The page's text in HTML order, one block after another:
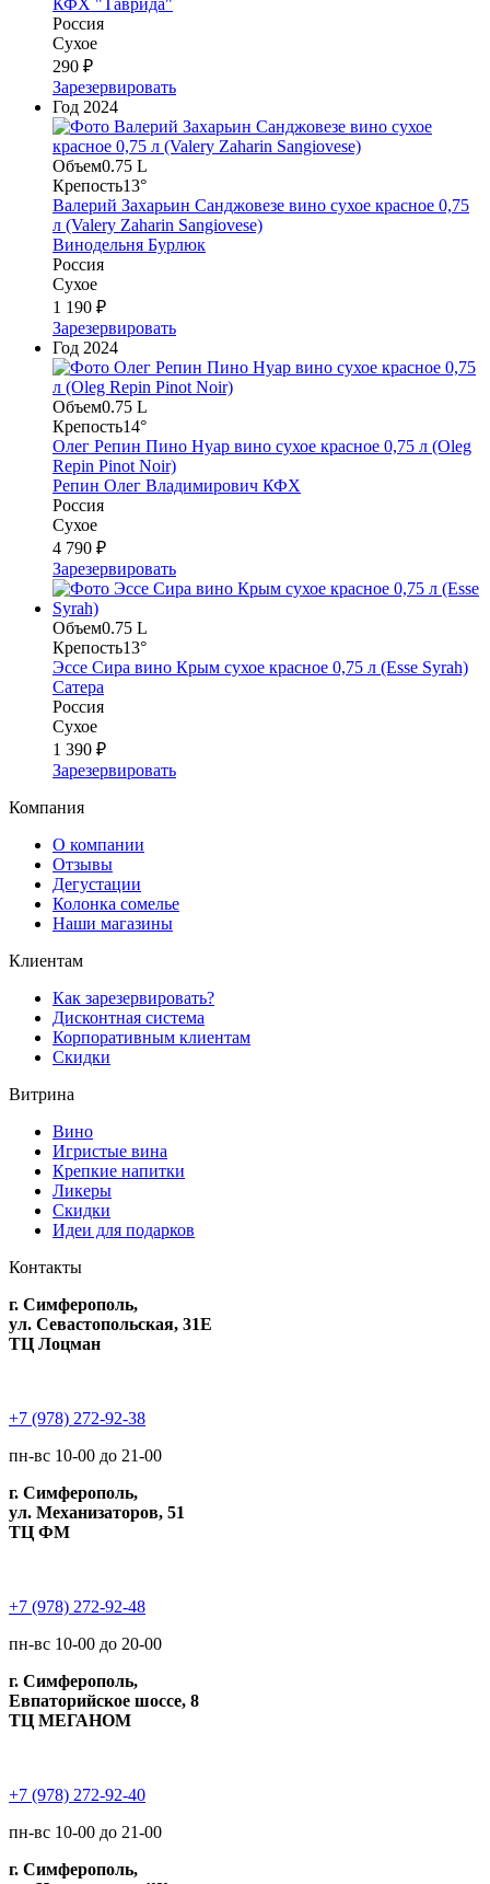
Россия
Сухое
290 ₽
Зарезервировать
Год 2024
Объем0.75 L
Крепость13°
Валерий Захарьин Санджовезе вино сухое красное 0,75
л (Valery Zaharin Sangiovese)
Винодельня Бурлюк
Россия
Сухое
1 190 ₽
Зарезервировать
Год 2024
Объем0.75 L
Крепость14°
Олег Репин Пино Нуар вино сухое красное 0,75 л (Oleg
Repin Pinot Noir)
Репин Олег Владимирович КФХ
Россия
Сухое
4 790 ₽
Зарезервировать
Объем0.75 L
Крепость13°
Эссе Сира вино Крым сухое красное 0,75 л (Esse Syrah)
Сатера
Россия
Сухое
1 390 ₽
Зарезервировать
Компания
О компании
Отзывы
Дегустации
Колонка сомелье
Наши магазины
Клиентам
Как зарезервировать?
Дисконтная система
Корпоративным клиентам
Скидки
Витрина
Вино
Игристые вина
Крепкие напитки
Ликеры
Скидки
Идеи для подарков
Контакты
г. Симферополь,
ул. Севастопольская, 31Е
ТЦ Лоцман
+7 (978) 272-92-38
пн-вс 10-00 до 21-00
г. Симферополь,
ул. Механизаторов, 51
ТЦ ФМ
+7 (978) 272-92-48
пн-вс 10-00 до 20-00
г. Симферополь,
Евпаторийское шоссе, 8
ТЦ МЕГАНОМ
+7 (978) 272-92-40
пн-вс 10-00 до 21-00
г. Симферополь,